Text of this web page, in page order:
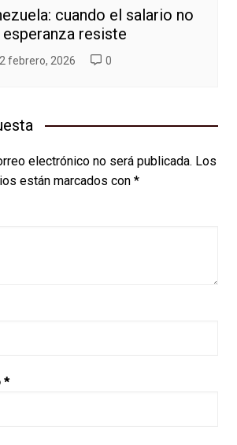
cuando el salario no
esperanza resiste
2 febrero, 2026 0
electrónico no será publicada. Los
están marcados con *
*